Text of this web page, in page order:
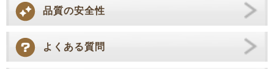
品質の安全性
よくある質問